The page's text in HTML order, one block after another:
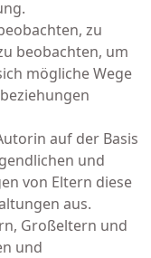
zu
beobachten, um
mögliche Wege
auf der Basis
und
von Eltern diese
aus.
Großeltern und
und